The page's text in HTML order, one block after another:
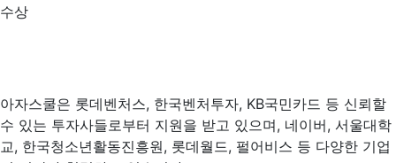
수상
아자스쿨은 롯데벤처스, 한국벤처투자, KB국민카드 등 신뢰할
수 있는 투자사들로부터 지원을 받고 있으며, 네이버, 서울대학
교, 한국청소년활동진흥원, 롯데월드, 펄어비스 등 다양한 기업